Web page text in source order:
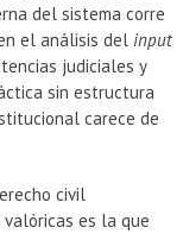
del sistema corre
el análisis del input
judiciales y
sin estructura
carece de
civil
es la que